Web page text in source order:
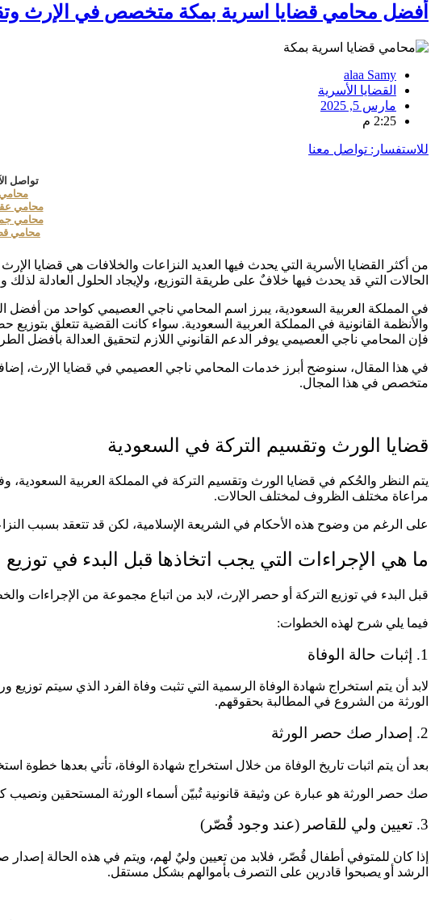
أفضل محامي قضايا اسرية بمكة متخصص في الإرث
alaa Samy
القضايا الأسرية
مارس 5, 2025
2:25 م
للاستفسار: تواصل معنا
تواصل
محامي
محامي
محامي
من أكثر القضايا الأسرية التي يحدث فيها العديد النزاعات والخلافات هي قضايا
الحالات التي قد يحدث فيها خلافٌ على طريقة التوزيع، ولإيجاد الحلول العادلة
في المملكة العربية السعودية، يبرز اسم المحامي ناجي العصيمي كواحد من أفضل
والأنظمة القانونية في المملكة العربية السعودية. سواء كانت القضية تتعلق
فإن المحامي ناجي العصيمي يوفر الدعم القانوني اللازم لتحقيق العدالة بأفضل
في هذا المقال، سنوضح أبرز خدمات المحامي ناجي العصيمي في قضايا الإرث،
متخصص في هذا المجال.
قضايا الورث وتقسيم التركة في السعودية
يتم النظر والحُكم في قضايا الورث وتقسيم التركة في المملكة العربية السعودية،
مراعاة مختلف الظروف لمختلف الحالات.
على الرغم من وضوح هذه الأحكام في الشريعة الإسلامية، لكن قد تتعقد بسبب
ما هي الإجراءات التي يجب اتخاذها قبل البدء في توزيع
قبل البدء في توزيع التركة أو حصر الإرث، لابد من اتباع مجموعة من الإجراءات
فيما يلي شرح لهذه الخطوات:
1. إثبات حالة الوفاة
لابد أن يتم استخراج شهادة الوفاة الرسمية التي تثبت وفاة الفرد الذي سيتم
الورثة من الشروع في المطالبة بحقوقهم.
2. إصدار صك حصر الورثة
بعد أن يتم اثبات تاريخ الوفاة من خلال استخراج شهادة الوفاة، تأتي بعدها خطوة
صك حصر الورثة هو عبارة عن وثيقة قانونية تُبيّن أسماء الورثة المستحقين
3. تعيين ولي للقاصر (عند وجود قُصّر)
إذا كان للمتوفي أطفال قُصّر، فلابد من تعيين وليٌ لهم، ويتم في هذه الحالة
الرشد أو يصبحوا قادرين على التصرف بأموالهم بشكل مستقل.